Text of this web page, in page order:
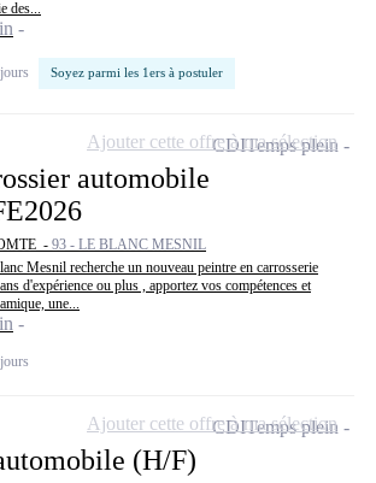
des...
Soyez parmi les 1ers à postuler
automobile
- 93 - LE BLANC MESNIL
Mesnil recherche un nouveau peintre en carrosserie
d'expérience ou plus , apportez vos compétences et
une...
CDITemps plein
Ajouter cette offre à ma sélection
(H/F)
CDITemps plein
Ajouter cette offre à ma sélection